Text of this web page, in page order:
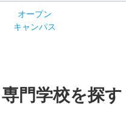
オープン
キャンパス
専門学校を探す